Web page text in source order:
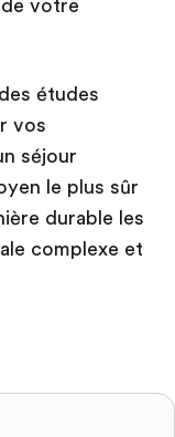
votre
études
vos
séjour
le plus sûr
durable les
complexe et